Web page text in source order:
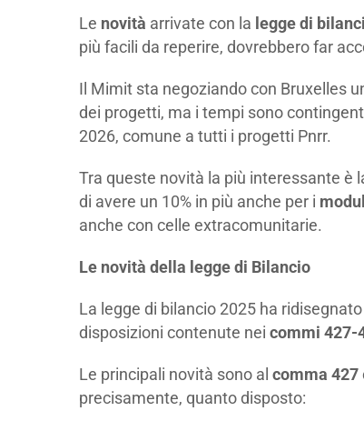
Le novità arrivate con la legge di
più facili da reperire, dovrebbero far
Il Mimit sta negoziando con Bruxelles
dei progetti, ma i tempi sono
2026, comune a tutti i progetti Pnrr.
Tra queste novità la più interessante è
di avere un 10% in più anche per i
anche con celle extracomunitarie.
Le novità della legge di Bilancio
La legge di bilancio 2025 ha
disposizioni contenute nei commi 427-
Le principali novità sono al comma 427
precisamente, quanto disposto: